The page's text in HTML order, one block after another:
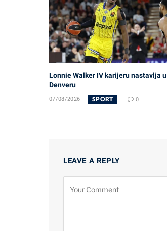
Lonnie Walker IV karijeru nastavlja u
Denveru
07/08/2026 SPORT 0
LEAVE A REPLY